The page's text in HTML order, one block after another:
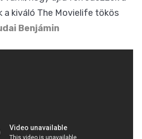
a kiváló The Movielife tökös
Benjámin